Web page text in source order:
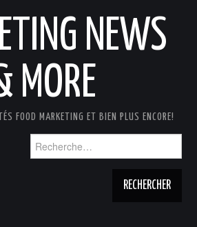
NEWS
MORE
FOOD MARKETING ET BIEN PLUS ENCORE!